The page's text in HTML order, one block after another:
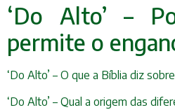
‘Do Alto’ –
permite o
‘Do Alto’ – O que a Bíblia diz
‘Do Alto’ – Qual a origem das